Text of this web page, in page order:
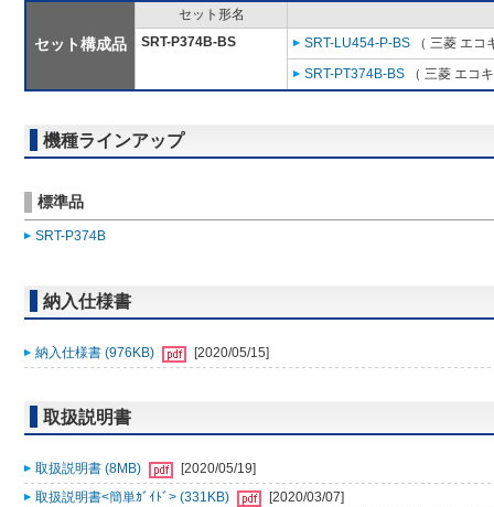
セット構成品
セット形名
SRT-P374B-BS
SRT-LU454-P-BS （ 三菱 エコ
SRT-PT374B-BS （ 三菱 エコ
機種ラインアップ
標準品
SRT-P374B
納入仕様書
納入仕様書 (976KB) [2020/05/15]
取扱説明書
取扱説明書 (8MB)
[2020/05/19]
取扱説明書<簡単ｶﾞｲﾄﾞ> (331KB)
[2020/03/07]